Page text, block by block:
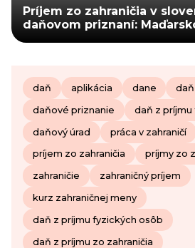
Príjem zo zahraničia v
daňovom priznaní:
daň aplikácia dane
daňové priznanie daň z
daňový úrad práca v zahraničí
príjem zo zahraničia príjmy zo
zahraničie zahraničný príjem
kurz zahraničnej meny
daň z príjmu fyzických osôb
daň z príjmu zo zahraničia